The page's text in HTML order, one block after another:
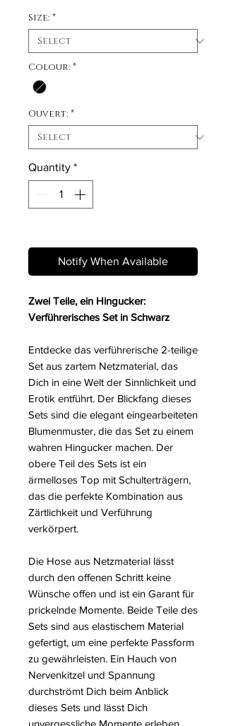
Size: *
Colour: *
Ouvert: *
Quantity *
Notify When Available
Zwei Teile, ein Hingucker:
Verführerisches Set in Schwarz
Entdecke das verführerische 2-teilige
Set aus zartem Netzmaterial, das
Dich in eine Welt der Sinnlichkeit und
Erotik entführt. Der Blickfang dieses
Sets sind die elegant eingearbeiteten
Blumenmuster, die das Set zu einem
wahren Hingucker machen. Der
obere Teil des Sets ist ein
ärmelloses Top mit Schulterträgern,
das die perfekte Kombination aus
Zärtlichkeit und Verführung
verkörpert.
Die Hose aus Netzmaterial lässt
durch den offenen Schritt keine
Wünsche offen und ist ein Garant für
prickelnde Momente. Beide Teile des
Sets sind aus elastischem Material
gefertigt, um eine perfekte Passform
zu gewährleisten. Ein Hauch von
Nervenkitzel und Spannung
durchströmt Dich beim Anblick
dieses Sets und lässt Dich